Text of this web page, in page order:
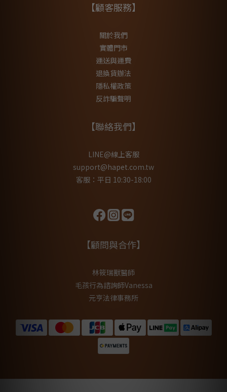
【顧客服務】
關於我們
實體門市
運送與運費
退換貨辦法
隱私權政策
反詐騙聲明
【聯絡我們】
LINE@線上客服
support@hapet.com.tw
客服：平日 10:30-18:00
【顧問與合作】
林筱瑞獸醫師
毛孩行為諮詢師Vanessa
元亨法律事務所